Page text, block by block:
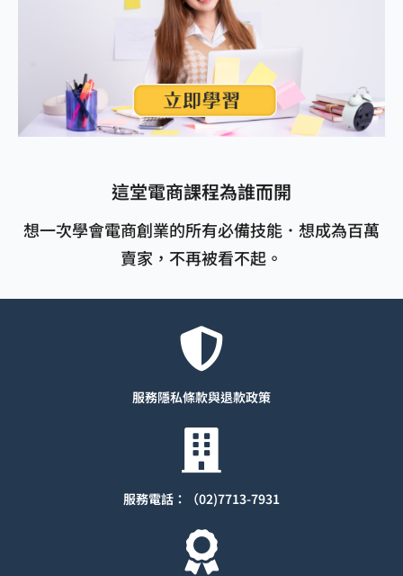
這堂電商課程為誰而開
想一次學會電商創業的所有必備技能．想成為百萬
賣家，不再被看不起。
服務隱私條款與退款政策
服務電話：（02)7713-7931